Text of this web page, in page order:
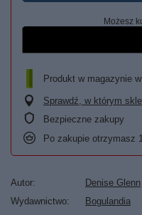
Możesz
Produkt w magazynie
Sprawdź, w którym
Bezpieczne zakupy
Po zakupie otrzymasz
Autor
Denise Glenn
Wydawnictwo
Bogulandia